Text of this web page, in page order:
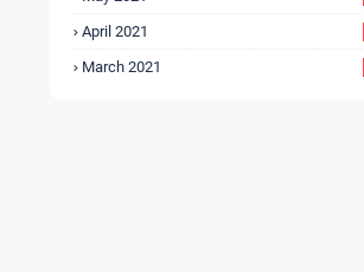
April 2021
March 2021